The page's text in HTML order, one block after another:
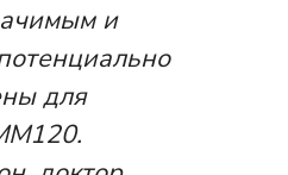
и
для